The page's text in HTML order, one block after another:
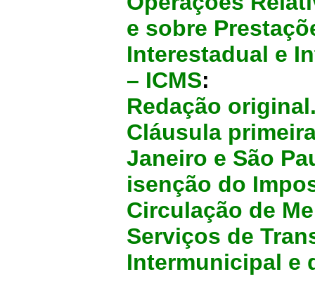
e sobre
Interestadual e
– ICMS:
Redação
Cláusula
Janeiro e São
isenção do
Circulação de
Serviços de
Intermunicipal e